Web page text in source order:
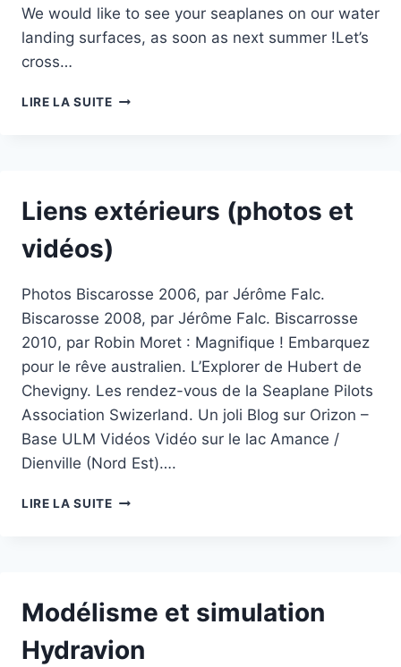
We would like to see your seaplanes on our water
landing surfaces, as soon as next summer !Let’s
cross…
LIRE LA SUITESEAPLANE
Liens extérieurs (photos et
vidéos)
Photos Biscarosse 2006, par Jérôme Falc.
Biscarosse 2008, par Jérôme Falc. Biscarrosse
2010, par Robin Moret : Magnifique ! Embarquez
pour le rêve australien. L’Explorer de Hubert de
Chevigny. Les rendez-vous de la Seaplane Pilots
Association Swizerland. Un joli Blog sur Orizon –
Base ULM Vidéos Vidéo sur le lac Amance /
Dienville (Nord Est)….
LIRE LA SUITELIENS
Modélisme et simulation
Hydravion